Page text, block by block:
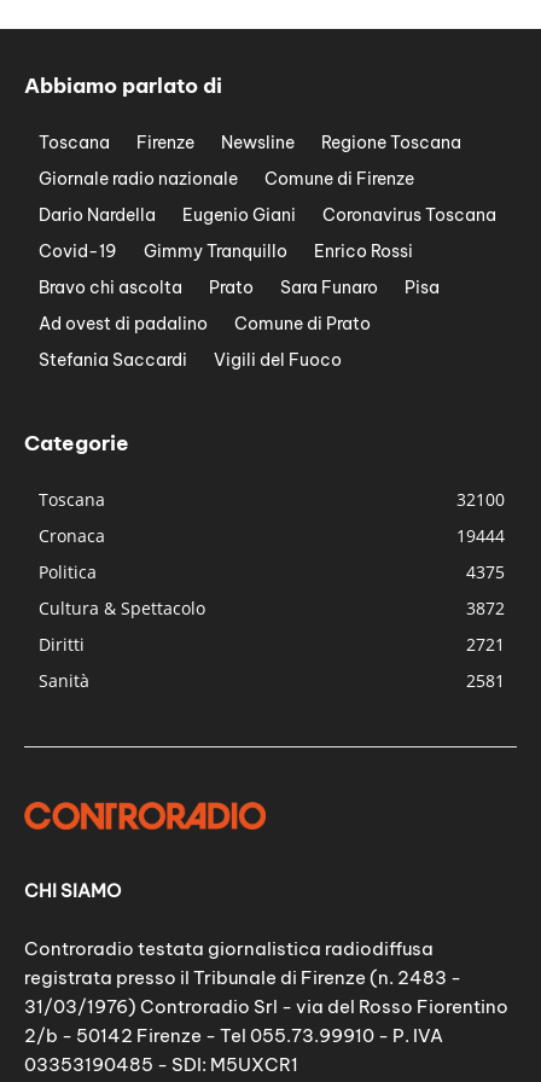
Abbiamo parlato di
Toscana Firenze Newsline
Regione Toscana
Giornale radio nazionale
Comune di Firenze
Dario Nardella
Eugenio Giani
Coronavirus Toscana
Covid-19
Gimmy Tranquillo
Enrico Rossi
Bravo chi ascolta
Prato Sara Funaro
Pisa
Ad ovest di padalino
Comune di Prato
Stefania Saccardi
Vigili del Fuoco
Categorie
Toscana
32100
Cronaca
19444
Politica
4375
Cultura & Spettacolo
3872
Diritti
2721
Sanità
2581
CHI SIAMO
Controradio testata giornalistica radiodiffusa
registrata presso il Tribunale di Firenze (n. 2483 -
31/03/1976) Controradio Srl - via del Rosso Fiorentino
2/b - 50142 Firenze - Tel 055.73.99910 - P. IVA
03353190485 - SDI: M5UXCR1